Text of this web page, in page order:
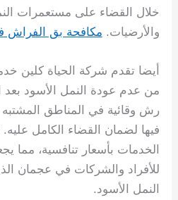
خلال القضاء على مستعمرات
والأرضيات. مكافحة بق الفراش
أيضا تقدم شركة الحياة كلين
من عدم عودة النمل الأسود بعد
رش وقائية في المناطق
فيها لضمان القضاء الكامل
الخدمات بأسعار تنافسية، مما
للأفراد والشركات في عجمان
النمل الأسود.